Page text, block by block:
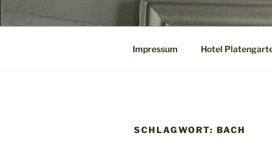
Impressum Hotel
SCHLAGWORT: BACH